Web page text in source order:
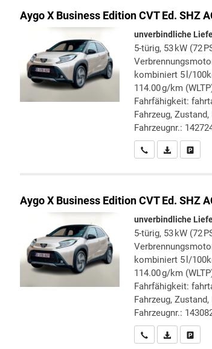
Aygo X Business Edition CVT Ed. SHZ
unverbindliche
5-türig, 53 kW (72
kombiniert 5 l/
114.00 g/km
Fahrfähigkeit:
Fahrzeug,
Fahrzeugnr.:
Wir rufen Sie an
PDF-Datei,
Aygo X Business Edition CVT Ed. SHZ
unverbindliche
5-türig, 53 kW (72
kombiniert 5 l/
114.00 g/km
Fahrfähigkeit:
Fahrzeug,
Fahrzeugnr.:
Wir rufen Sie an
PDF-Datei,